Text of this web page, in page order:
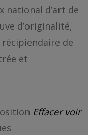
national d’art de
d’originalité,
de
et
Effacer voir